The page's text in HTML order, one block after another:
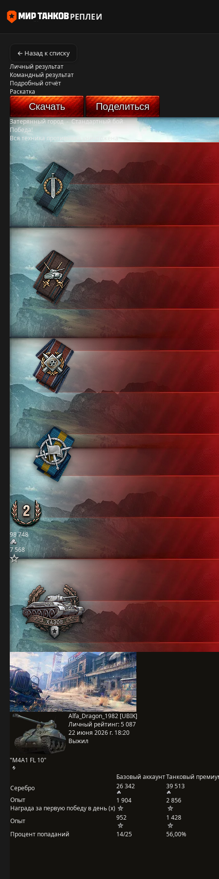
РЕПЛЕИ
← Назад к списку
Личный результат
Командный результат
Подробный отчёт
Раскатка
Скачать Поделиться
Затерянный город-Стандартный бой
Победа!
Вся техника противника уничтожена
98 748
7 568
"M4A1 FL 10"
Alfa_Dragon_1982 [UBIK]
Личный рейтинг:5 087
22 июня 2026 г. 18:20
Выжил
Базовый аккаунтТанковый
Серебро
26 342
39 513
Опыт
Награда за первую победу в день (x)
1 904 2 856
Опыт 952
1 428
Процент попаданий
14/25 56,00%